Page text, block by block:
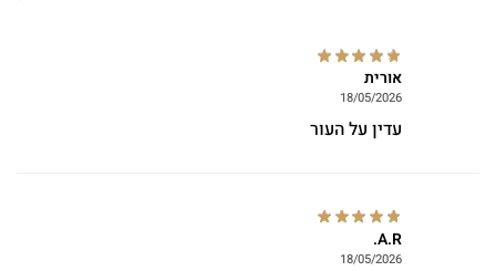
אורית
18/05/2026
עדין על העור
A.R.
18/05/2026